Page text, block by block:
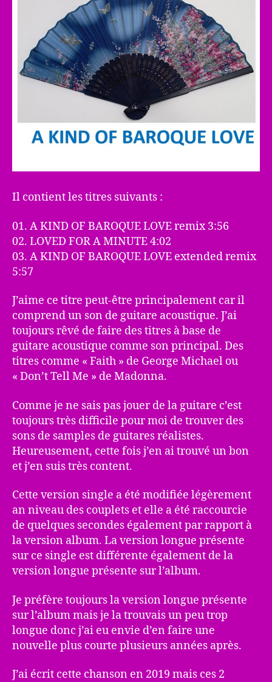
Il contient les titres suivants :
01. A KIND OF BAROQUE LOVE remix 3:56
02. LOVED FOR A MINUTE 4:02
03. A KIND OF BAROQUE LOVE extended remix
5:57
J’aime ce titre peut-être principalement car il
comprend un son de guitare acoustique. J’ai
toujours rêvé de faire des titres à base de
guitare acoustique comme son principal. Des
titres comme « Faith » de George Michael ou
« Don’t Tell Me » de Madonna.
Comme je ne sais pas jouer de la guitare c’est
toujours très difficile pour moi de trouver des
sons de samples de guitares réalistes.
Heureusement, cette fois j’en ai trouvé un bon
et j’en suis très content.
Cette version single a été modifiée légèrement
an niveau des couplets et elle a été raccourcie
de quelques secondes également par rapport à
la version album. La version longue présente
sur ce single est différente également de la
version longue présente sur l’album.
Je préfère toujours la version longue présente
sur l’album mais je la trouvais un peu trop
longue donc j’ai eu envie d’en faire une
nouvelle plus courte plusieurs années après.
J’ai écrit cette chanson en 2019 mais ces 2